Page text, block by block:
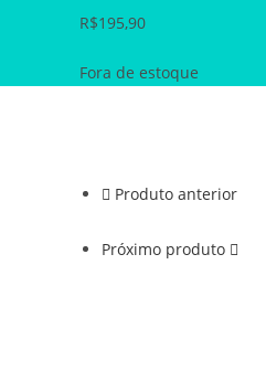
R$195,90
Fora de estoque
Produto anterior
Próximo produto